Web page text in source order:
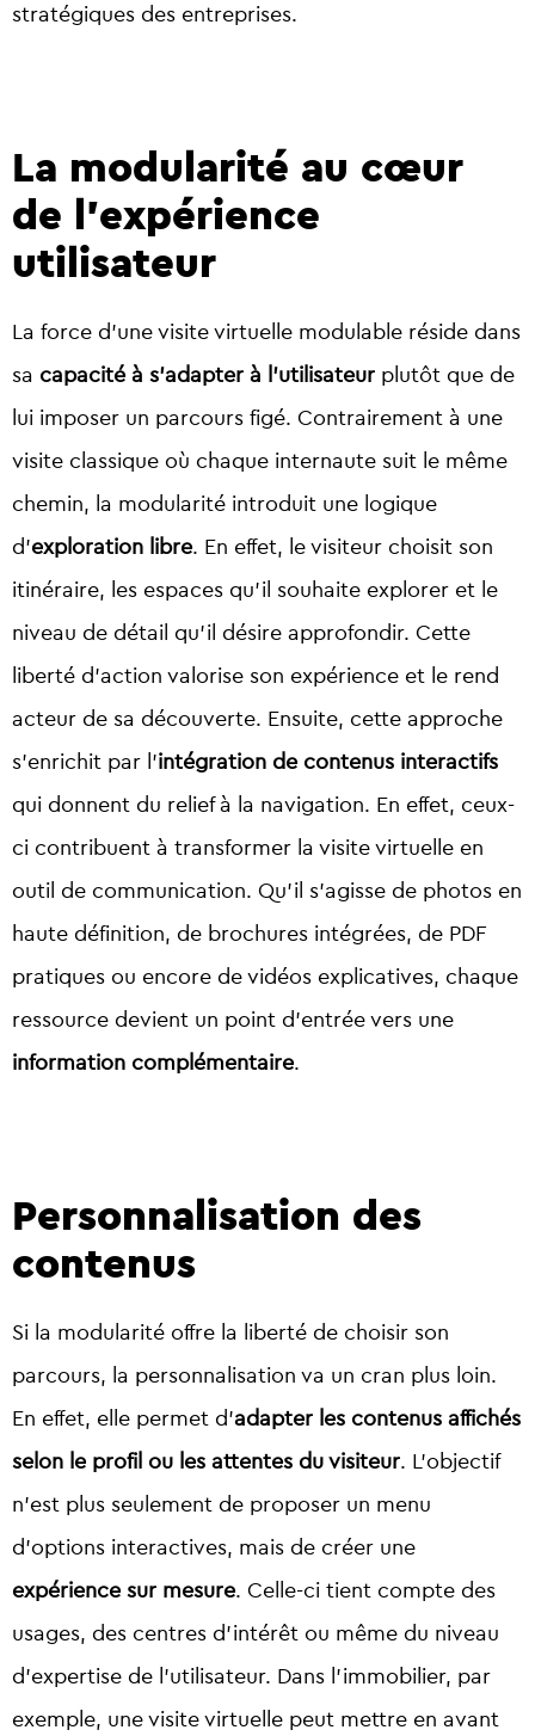
stratégiques des entreprises.
La modularité au cœur
de l’expérience
utilisateur
La force d’une visite virtuelle modulable réside dans
sa capacité à s’adapter à l’utilisateur plutôt que de
lui imposer un parcours figé. Contrairement à une
visite classique où chaque internaute suit le même
chemin, la modularité introduit une logique
d’exploration libre. En effet, le visiteur choisit son
itinéraire, les espaces qu’il souhaite explorer et le
niveau de détail qu’il désire approfondir. Cette
liberté d’action valorise son expérience et le rend
acteur de sa découverte. Ensuite, cette approche
s’enrichit par l’intégration de contenus interactifs
qui donnent du relief à la navigation. En effet, ceux-
ci contribuent à transformer la visite virtuelle en
outil de communication. Qu’il s’agisse de photos en
haute définition, de brochures intégrées, de PDF
pratiques ou encore de vidéos explicatives, chaque
ressource devient un point d’entrée vers une
information complémentaire.
Personnalisation des
contenus
Si la modularité offre la liberté de choisir son
parcours, la personnalisation va un cran plus loin.
En effet, elle permet d’adapter les contenus affichés
selon le profil ou les attentes du visiteur. L’objectif
n’est plus seulement de proposer un menu
d’options interactives, mais de créer une
expérience sur mesure. Celle-ci tient compte des
usages, des centres d’intérêt ou même du niveau
d’expertise de l’utilisateur. Dans l’immobilier, par
exemple, une visite virtuelle peut mettre en avant